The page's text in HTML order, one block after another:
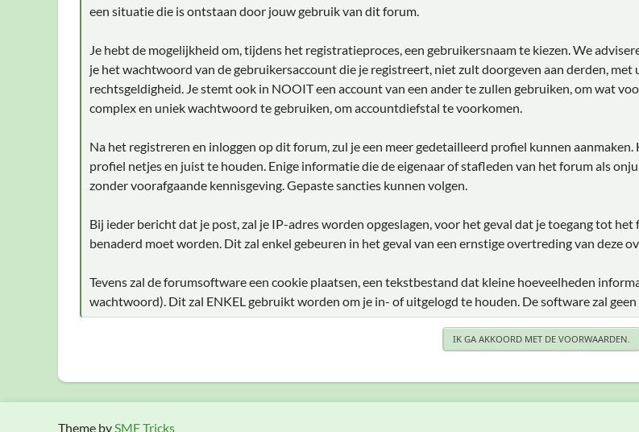
een situatie die is ontstaan door jouw gebruik van dit forum.
Je hebt de mogelijkheid om, tijdens het registratieproces, een gebruikersnaam te kiezen. We
je het wachtwoord van de gebruikersaccount die je registreert, niet zult doorgeven aan derden,
rechtsgeldigheid. Je stemt ook in NOOIT een account van een ander te zullen gebruiken, om wat
complex en uniek wachtwoord te gebruiken, om accountdiefstal te voorkomen.
Na het registreren en inloggen op dit forum, zul je een meer gedetailleerd profiel kunnen
profiel netjes en juist te houden. Enige informatie die de eigenaar of stafleden van het forum als
zonder voorafgaande kennisgeving. Gepaste sancties kunnen volgen.
Bij ieder bericht dat je post, zal je IP-adres worden opgeslagen, voor het geval dat je toegang tot
benaderd moet worden. Dit zal enkel gebeuren in het geval van een ernstige overtreding van deze
Tevens zal de forumsoftware een cookie plaatsen, een tekstbestand dat kleine hoeveelheden
wachtwoord). Dit zal ENKEL gebruikt worden om je in- of uitgelogd te houden. De software zal
Theme bySMF Tricks